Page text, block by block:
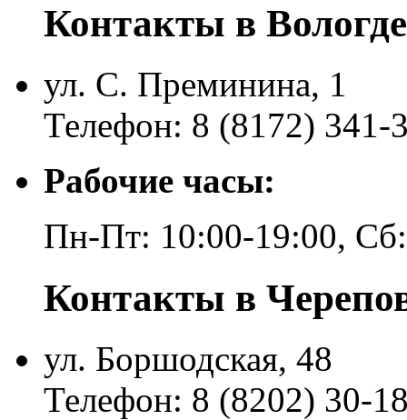
Контакты в Вологде
ул. С. Преминина, 1
Телефон: 8 (8172) 341-
Рабочие часы:
Пн-Пт: 10:00-19:00,
Контакты в
ул. Боршодская, 48
Телефон: 8 (8202) 30-